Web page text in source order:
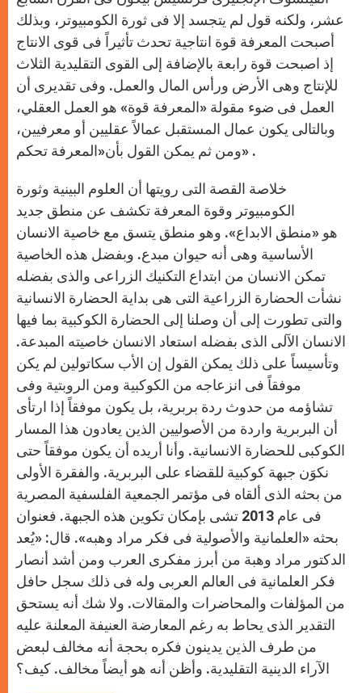
عشر، ولكنه قول لم يتجسد إلا فى ثورة الكومبيوتر، وبذلك
أصبحت المعرفة قوة انتاجية تحدث تأثيراً فى قوى الانتاج
إذ اصبحت قوة رابعة بالإضافة إلى القوى التقليدية الثلاث
للإنتاج وهى الأرض ورأس المال والعمل. وفى تقديرى أن
العمل فى ضوء مقولة «المعرفة قوة» هو العمل العقلي،
وبالتالى يكون عمال المستقبل عمالاً عقليين أو معرفيين،
ومن ثم يمكن القول بأن«المعرفة تحكم» .
خلاصة القصة التى رويتها أن العلوم البينية وثورة
الكومبيوتر وقوة المعرفة تكشف عن منطق جديد
هو «منطق الابداع». وهو منطق يتسق مع خاصية الانسان
الأساسية وهى أنه حيوان مبدع. وبفضل هذه الخاصية
تمكن الانسان من ابتداع التكنيك الزراعى والذى بفضله
نشأت الحضارة الزراعية التى هى بداية الحضارة الانسانية
والتى تطورت إلى أن وصلنا إلى الحضارة الكوكبية بما فيها
الانسان الآلى الذى بفضله استعاد الانسان خاصيته المبدعة.
وتأسيساً على ذلك يمكن القول إن الأب سكاتولين لم يكن
موفقاً فى انزعاجه من الكوكبية ومن الروبتية وفى
تشاؤمه من حدوث ردة بربرية، بل يكون موفقاً إذا ارتأى
أن البربرية واردة من الأصوليين الذين يعادون هذا المسار
الكوكبى للحضارة الانسانية. وأنا أريده أن يكون موفقاً حتى
نكوَن جبهة كوكبية للقضاء على البربرية. والفقرة الأولى
من بحثه الذى ألقاه فى مؤتمر الجمعية الفلسفية المصرية
فى عام 2013 تشى بإمكان تكوين هذه الجبهة. فعنوان
بحثه «العلمانية والأصولية فى فكر مراد وهبه». قال: «يُعد
الدكتور مراد وهبة من أبرز مفكرى العرب ومن أشد أنصار
فكر العلمانية فى العالم العربى وله فى ذلك سجل حافل
من المؤلفات والمحاضرات والمقالات. ولا شك أنه يستحق
التقدير الذى يحاط به رغم المعارضة العنيفة المعلنة عليه
من طرف الذين يدينون فكره بحجة أنه مخالف لبعض
الآراء الدينية التقليدية. وأظن أنه هو أيضاً مخالف. كيف؟